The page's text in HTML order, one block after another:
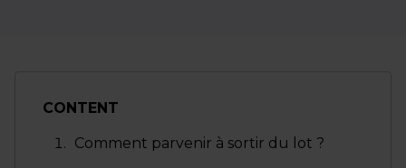
CONTENT
Comment parvenir à sortir du lot ?